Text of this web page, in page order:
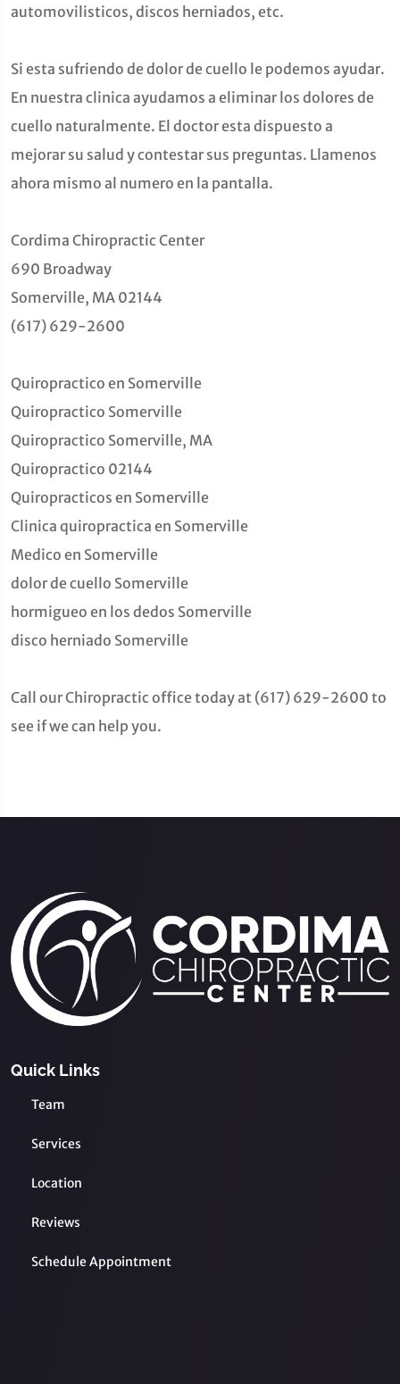
automovilisticos, discos herniados, etc.
Si esta sufriendo de dolor de cuello le podemos ayudar.
En nuestra clinica ayudamos a eliminar los dolores de
cuello naturalmente. El doctor esta dispuesto a
mejorar su salud y contestar sus preguntas. Llamenos
ahora mismo al numero en la pantalla.
Cordima Chiropractic Center
690 Broadway
Somerville, MA 02144
(617) 629-2600
Quiropractico en Somerville
Quiropractico Somerville
Quiropractico Somerville, MA
Quiropractico 02144
Quiropracticos en Somerville
Clinica quiropractica en Somerville
Medico en Somerville
dolor de cuello Somerville
hormigueo en los dedos Somerville
disco herniado Somerville
Call our Chiropractic office today at (617) 629-2600 to
see if we can help you.
Quick Links
Team
Services
Location
Reviews
Schedule Appointment